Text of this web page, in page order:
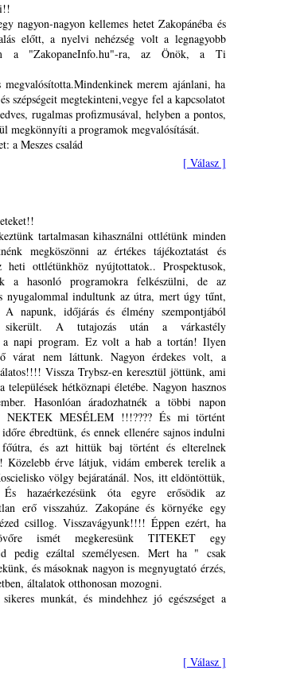
nagyon-nagyon kellemes hetet Zakopánéba és
előtt, a nyelvi nehézség volt a legnagyobb
a "ZakopaneInfo.hu"-ra, az Önök, a Ti
merem ajánlani, ha
szépségeit megtekinteni,vegye fel a kapcsolatot
rugalmas profizmusával, helyben a pontos,
megkönnyíti a programok megvalósítását.
a Meszes család
[ Válasz ]
tartalmasan kihasználni ottlétünk minden
megköszönni az értékes tájékoztatást és
heti ottlétünkhöz nyújtottatok.. Prospektusok,
a hasonló programokra felkészülni, de az
nyugalommal indultunk az útra, mert úgy tűnt,
napunk, időjárás és élmény szempontjából
sikerült. A tutajozás után a várkastély
a napi program. Ez volt a hab a tortán! Ilyen
várat nem láttunk. Nagyon érdekes volt, a
Vissza Trybsz-en keresztül jöttünk, ami
hétköznapi életébe. Nagyon hasznos
Hasonlóan áradozhatnék a többi napon
MESÉLEM !!!???? És mi történt
ébredtünk, és ennek ellenére sajnos indulni
és azt hittük baj történt és elterelnek
Közelebb érve látjuk, vidám emberek terelik a
völgy bejáratánál. Nos, itt eldöntöttük,
hazaérkezésünk óta egyre erősödik az
erő visszahúz. Zakopáne és környéke egy
csillog. Visszavágyunk!!!! Éppen ezért, ha
ismét megkeresünk TITEKET egy
pedig ezáltal személyesen. Mert ha " csak
és másoknak nagyon is megnyugtató érzés,
általatok otthonosan mozogni.
munkát, és mindehhez jó egészséget a
[ Válasz ]